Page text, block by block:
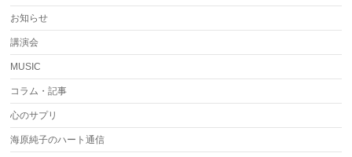
お知らせ
講演会
MUSIC
コラム・記事
心のサプリ
海原純子のハート通信